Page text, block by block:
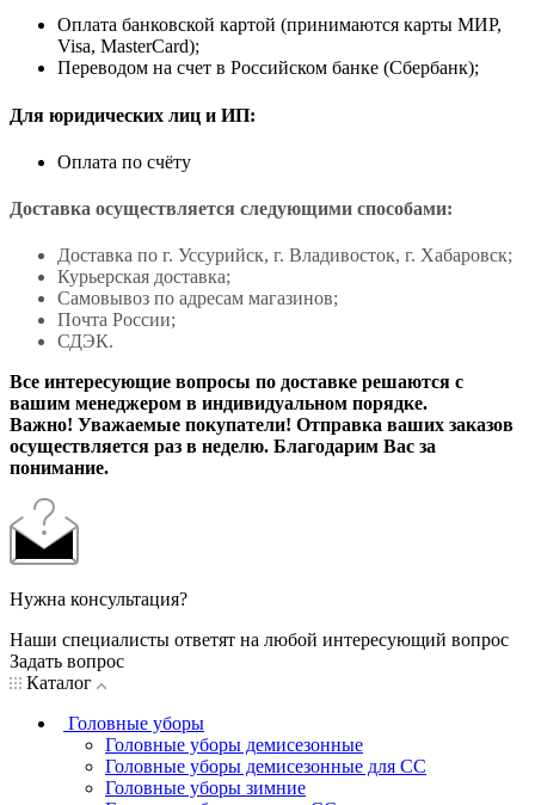
Оплата банковской картой (принимаются карты МИР,
Visa, MasterCard);
Переводом на счет в Российском банке (Сбербанк);
Для юридических лиц и ИП:
Оплата по счёту
Доставка осуществляется следующими способами:
Доставка по г. Уссурийск, г. Владивосток, г. Хабаровск;
Курьерская доставка;
Самовывоз по адресам магазинов;
Почта России;
СДЭК.
Все интересующие вопросы по доставке решаются с
вашим менеджером в индивидуальном порядке.
Важно! Уважаемые покупатели! Отправка ваших заказов
осуществляется раз в неделю. Благодарим Вас за
понимание.
Нужна консультация?
Наши специалисты ответят на любой интересующий вопрос
Задать вопрос
Каталог
Головные уборы
Головные уборы демисезонные
Головные уборы демисезонные для СС
Головные уборы зимние